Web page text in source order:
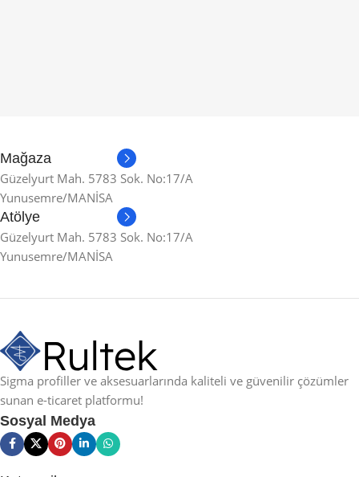
Mağaza
Güzelyurt Mah. 5783 Sok. No:17/A
Yunusemre/MANİSA
Atölye
Güzelyurt Mah. 5783 Sok. No:17/A
Yunusemre/MANİSA
Sigma profiller ve aksesuarlarında kaliteli ve güvenilir çözümler
sunan e-ticaret platformu!
Sosyal Medya